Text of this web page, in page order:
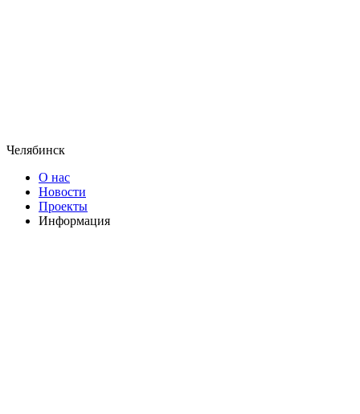
Челябинск
О нас
Новости
Проекты
Информация